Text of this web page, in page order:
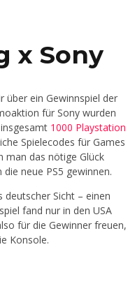
x Sony
über ein Gewinnspiel der
für Sony wurden
1000 Playstation
Spielecodes für Games
man das nötige Glück
neue PS5 gewinnen.
Sicht – einen
fand nur in den USA
für die Gewinner freuen,
Konsole.